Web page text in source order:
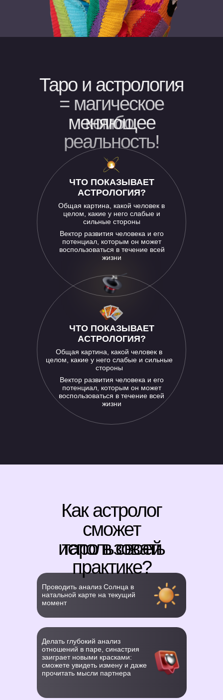
Таро и астрология
= магическое
комбо,
меняющее
реальность!
Общая картина, какой человек в
целом, какие у него слабые и
сильные стороны
ЧТО ПОКАЗЫВАЕТ
АСТРОЛОГИЯ?
Вектор развития человека и его
потенциал, которым он может
воспользоваться в течение всей
жизни
Общая картина, какой человек в
целом, какие у него слабые и сильные
стороны
ЧТО ПОКАЗЫВАЕТ
АСТРОЛОГИЯ?
Вектор развития человека и его
потенциал, которым он может
воспользоваться в течение всей
жизни
Проводить анализ Солнца в
натальной карте на текущий
момент
Как астролог
сможет
использовать
таро в своей
практике?
Делать глубокий анализ
отношений в паре, синастрия
заиграет новыми красками:
сможете увидеть измену и даже
прочитать мысли партнера